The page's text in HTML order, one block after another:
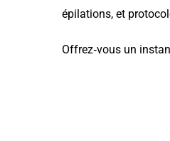
épilations, et
Offrez‑vous un